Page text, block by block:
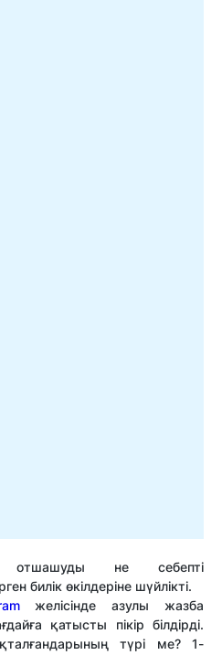
отшашуды не себепті
билік өкілдеріне шүйлікті.
желісінде азулы жазба
қатысты пікір білдірді.
түрі ме? 1-